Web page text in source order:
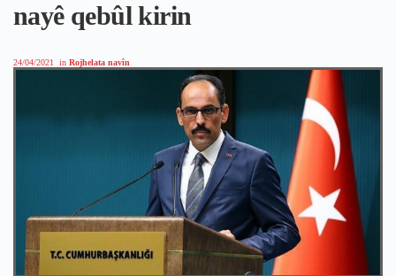
nayê qebûl kirin
24/04/2021 in Rojhelata navîn